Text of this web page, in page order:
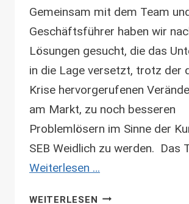
Gemeinsam mit dem Team
Geschäftsführer haben wir
Lösungen gesucht, die das
in die Lage versetzt, trotz der
Krise hervorgerufenen
am Markt, zu noch besseren
Problemlösern im Sinne der
SEB Weidlich zu werden. Das
Weiterlesen …
WEITERLESEN ERFOLGREICHES